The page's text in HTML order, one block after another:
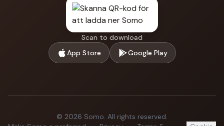
Scan to download
App Store
Google Play
© 2026 Somo. All rights reserved.